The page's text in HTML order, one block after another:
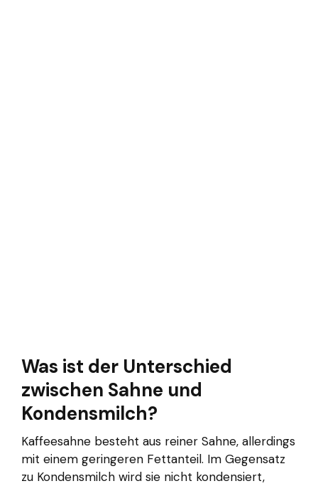
Was ist der Unterschied
zwischen Sahne und
Kondensmilch?
Kaffeesahne besteht aus reiner Sahne, allerdings
mit einem geringeren Fettanteil. Im Gegensatz
zu Kondensmilch wird sie nicht kondensiert,